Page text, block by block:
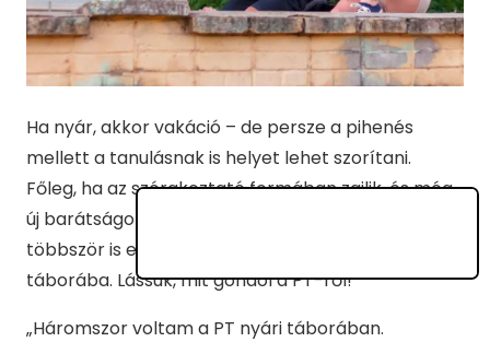
Ha nyár, akkor vakáció – de persze a pihenés
mellett a tanulásnak is helyet lehet szorítani.
Főleg, ha az szórakoztató formában zajlik, és még
új barátságok kialakítására is lehetőséget ad. Rózi
többször is ellátogatott már a
táborába. Lássuk, mit gondol a PT-ről!
„Háromszor voltam a PT nyári táborában.